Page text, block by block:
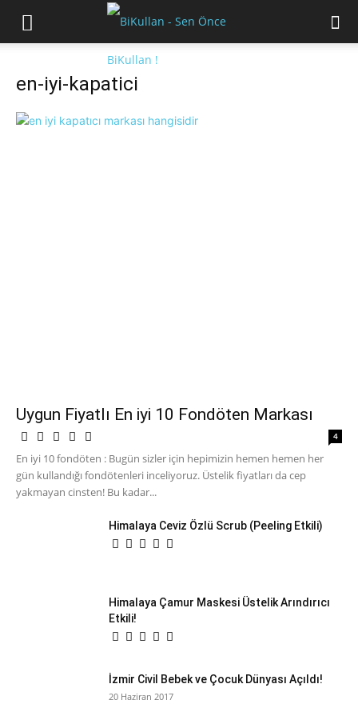
en-iyi-kapatici
Uygun Fiyatlı En iyi 10 Fondöten Markası
4
En iyi 10 fondöten : Bugün sizler için hepimizin hemen hemen her
gün kullandığı fondötenleri inceliyoruz. Üstelik fiyatları da cep
yakmayan cinsten! Bu kadar...
Himalaya Ceviz Özlü Scrub (Peeling Etkili)
Himalaya Çamur Maskesi Üstelik Arındırıcı
Etkili!
İzmir Civil Bebek ve Çocuk Dünyası Açıldı!
20 Haziran 2017